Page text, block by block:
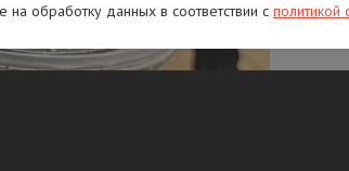
на обработку данных в соответствии с политикой